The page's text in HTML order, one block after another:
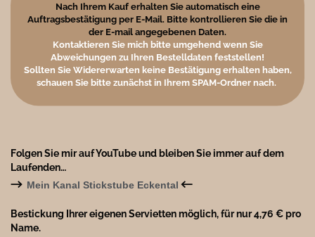
Nach Ihrem Kauf erhalten Sie automatisch eine
Auftragsbestätigung per E-Mail. Bitte kontrollieren Sie die in
der E-mail angegebenen Daten.
Kontaktieren Sie mich bitte umgehend wenn Sie
Abweichungen zu Ihren Bestelldaten feststellen!
Sollten Sie Widererwarten keine Bestätigung erhalten haben,
schauen Sie bitte zunächst in Ihrem SPAM-Ordner nach.
Folgen Sie mir auf YouTube und bleiben Sie immer auf dem
Laufenden…
→ Mein Kanal Stickstube Eckental ←
Bestickung Ihrer eigenen Servietten möglich, für nur 4,76 € pro
Name.